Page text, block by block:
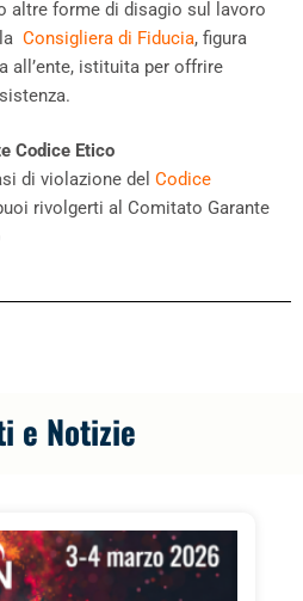
altre forme di disagio sul lavoro
Consigliera di Fiducia, figura
all’ente, istituita per offrire
Codice Etico
di violazione del Codice
rivolgerti al Comitato Garante
e Notizie